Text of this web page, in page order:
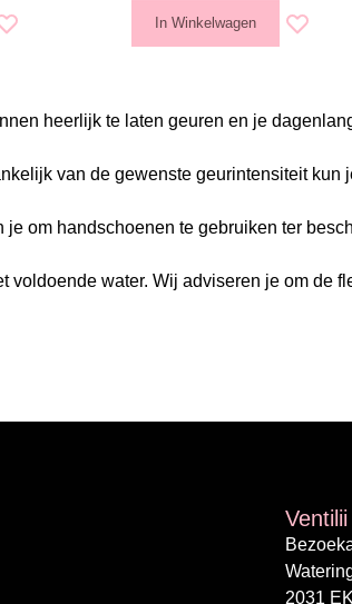
toe aan verlanglijst
In Winkelwagen
Voeg
heerlijk te laten geuren en je
van de gewenste geurintensiteit kun
om handschoenen te gebruiken ter
voldoende water. Wij adviseren je om de
2031